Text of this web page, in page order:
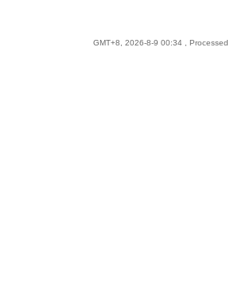
GMT+8, 2026-8-9 00:34 ,